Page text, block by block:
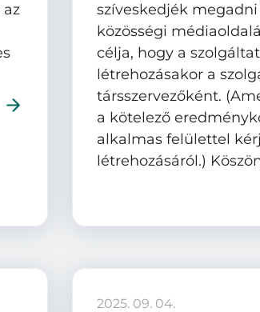
szíveskedjék
közösségi
célja, hogy a
létrehozásakor a
társszervezőként.
a kötelező
alkalmas felülettel
létrehozásáról.)
2025. 09. 04.